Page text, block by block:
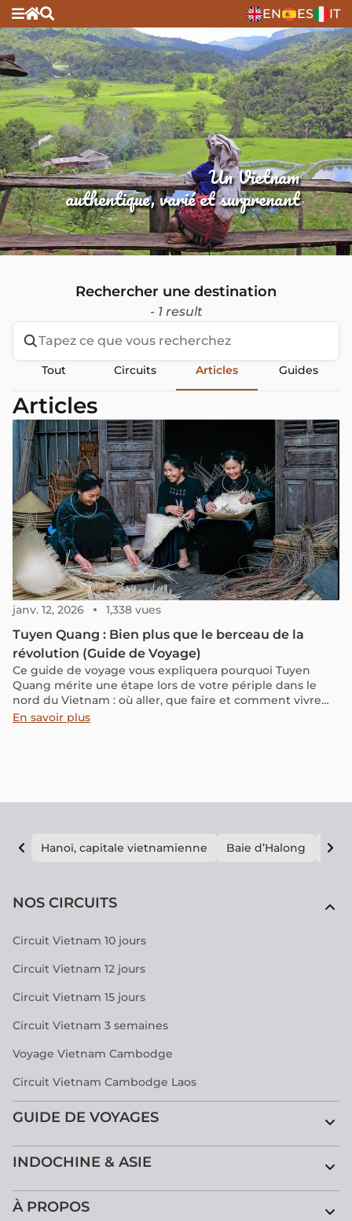
EN ES IT
Un Vietnam
authentique, varié et surprenant
Rechercher une destination
- 1 result
Tout Circuits Articles Guides
Articles
janv. 12, 2026 1,338 vues
Tuyen Quang : Bien plus que le berceau de la
révolution (Guide de Voyage)
Ce guide de voyage vous expliquera pourquoi Tuyen
Quang mérite une étape lors de votre périple dans le
nord du Vietnam : où aller, que faire et comment vivre
l'expérience comme un habitant local.
En savoir plus
Hanoï, capitale vietnamienne Baie d’Halong E
NOS CIRCUITS
Circuit Vietnam 10 jours
Circuit Vietnam 12 jours
Circuit Vietnam 15 jours
Circuit Vietnam 3 semaines
Voyage Vietnam Cambodge
Circuit Vietnam Cambodge Laos
GUIDE DE VOYAGES
INDOCHINE & ASIE
À PROPOS